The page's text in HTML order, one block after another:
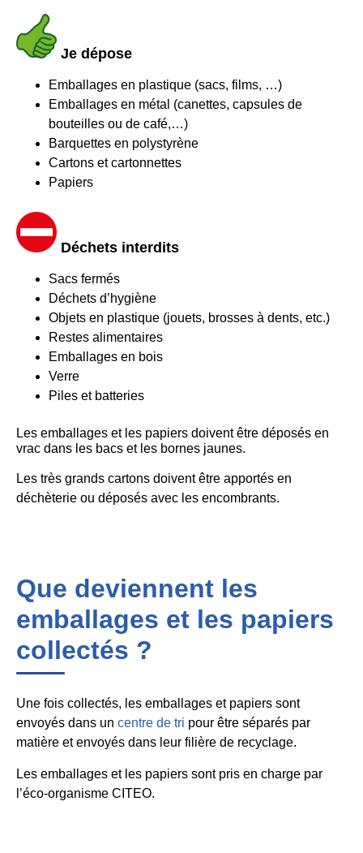
Je dépose
Emballages en plastique (sacs, films, …)
Emballages en métal (canettes, capsules de
bouteilles ou de café,…)
Barquettes en polystyrène
Cartons et cartonnettes
Papiers
Déchets interdits
Sacs fermés
Déchets d’hygiène
Objets en plastique (jouets, brosses à dents, etc.)
Restes alimentaires
Emballages en bois
Verre
Piles et batteries
Les emballages et les papiers doivent être déposés en
vrac dans les bacs et les bornes jaunes.
Les très grands cartons doivent être apportés en
déchèterie ou déposés avec les encombrants.
Que deviennent les
emballages et les papiers
collectés ?
Une fois collectés, les emballages et papiers sont
envoyés dans un centre de tri pour être séparés par
matière et envoyés dans leur filière de recyclage.
Les emballages et les papiers sont pris en charge par
l’éco-organisme CITEO.